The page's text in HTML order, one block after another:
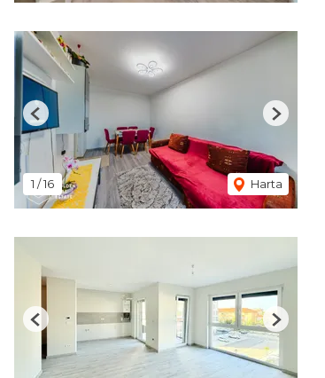
1 /16 Harta
Previous Next
Previous Next